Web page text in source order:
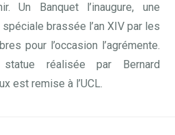
Un Banquet l’inaugure, une
brassée l’an XIV par les
pour l’occasion l’agrémente.
statue réalisée par Bernard
est remise à l’UCL.